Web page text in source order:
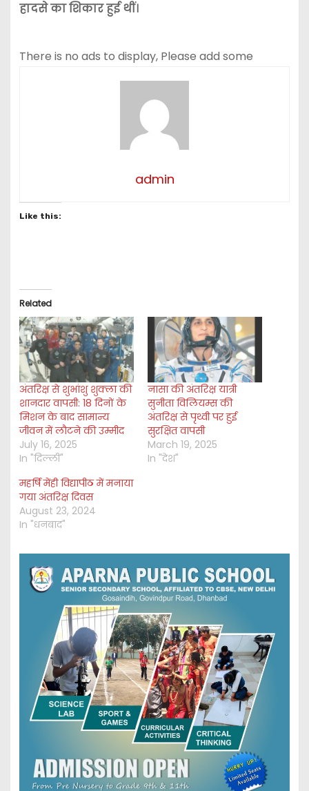
हादसे का शिकार हुई थीं।
There is no ads to display, Please add some
admin
Like this:
Related
अंतरिक्ष से शुभांशु शुक्ला की
शानदार वापसी: 18 दिनों के
मिशन के बाद सामान्य
जीवन में लौटने की उम्मीद
July 16, 2025
In "दिल्ली"
नासा की अंतरिक्ष यात्री
सुनीता विलियम्स की
अंतरिक्ष से पृथ्वी पर हुई
सुरक्षित वापसी
March 19, 2025
In "देश"
महर्षि मेंही विद्यापीठ में मनाया
गया अंतरिक्ष दिवस
August 23, 2024
In "धनबाद"